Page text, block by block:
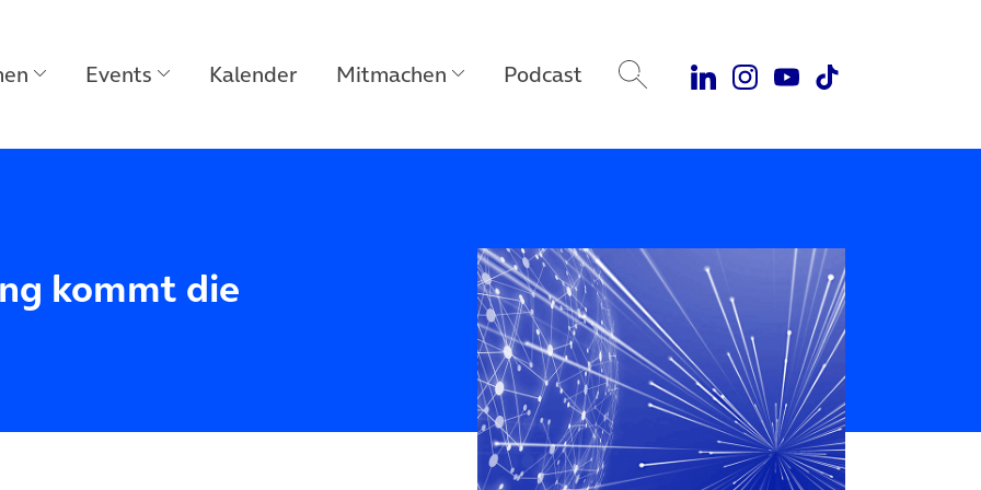
Events Kalender Mitmachen Podcast
kommt die